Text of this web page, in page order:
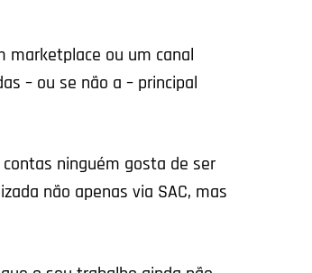
marketplace ou um canal
– ou se não a – principal
ninguém gosta de ser
não apenas via SAC, mas